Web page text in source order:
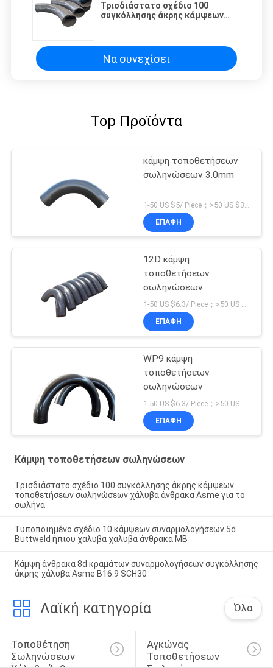
Τρισδιάστατο σχέδιο 100
συγκόλλησης άκρης κάμψεων
σωλήνα
Να συνεχίσει
Top Προϊόντα
κάμψη τοποθετήσεων
σωληνώσεων 3.0mm
1-50 US $5/ Piece；>50 US $3/ Piece MOQ:5 κομμάτια
ΕΠΑΦΉ
12D κάμψη
τοποθετήσεων
σωληνώσεων
ΕΠΑΦΉ
WP9 κάμψη
τοποθετήσεων
σωληνώσεων
ΕΠΑΦΉ
Κάμψη τοποθετήσεων σωληνώσεων
Τρισδιάστατο σχέδιο 100 συγκόλλησης άκρης κάμψεων
τοποθετήσεων σωληνώσεων χάλυβα άνθρακα Asme για το
σωλήνα
Τυποποιημένο σχέδιο 10 κάμψεων συναρμολογήσεων 5d
Buttweld ήπιου χάλυβα χάλυβα άνθρακα ΜΒ
Κάμψη άνθρακα 8d κραμάτων συναρμολογήσεων συγκόλλησης
άκρης χάλυβα Asme B16.9 SCH30
Λαϊκή κατηγορία Όλα
Τοποθέτηση
Σωληνώσεων
Αγκώνας
Τοποθετήσεων